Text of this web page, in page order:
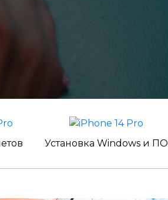
Установка Windows и ПО